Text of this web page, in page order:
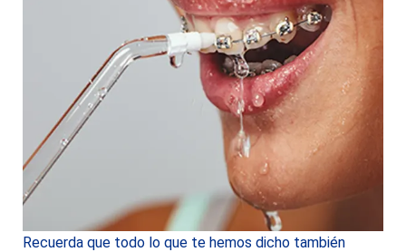
Recuerda que todo lo que te hemos dicho también